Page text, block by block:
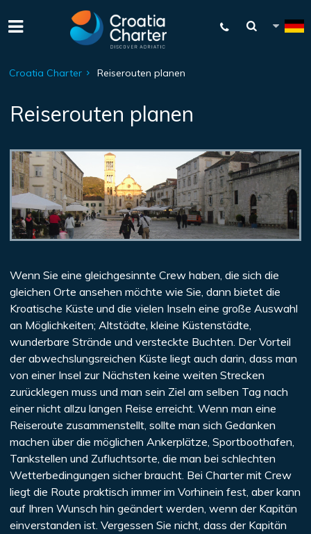
Croatia Charter Reiserouten planen
Reiserouten planen
Wenn Sie eine gleichgesinnte Crew haben, die sich die
gleichen Orte ansehen möchte wie Sie, dann bietet die
Kroatische Küste und die vielen Inseln eine große Auswahl
an Möglichkeiten; Altstädte, kleine Küstenstädte,
wunderbare Strände und versteckte Buchten. Der Vorteil
der abwechslungsreichen Küste liegt auch darin, dass man
von einer Insel zur Nächsten keine weiten Strecken
zurücklegen muss und man sein Ziel am selben Tag nach
einer nicht allzu langen Reise erreicht. Wenn man eine
Reiseroute zusammenstellt, sollte man sich Gedanken
machen über die möglichen Ankerplätze, Sportboothafen,
Tankstellen und Zufluchtsorte, die man bei schlechten
Wetterbedingungen sicher braucht. Bei Charter mit Crew
liegt die Route praktisch immer im Vorhinein fest, aber kann
auf Ihren Wunsch hin geändert werden, wenn der Kapitän
einverstanden ist. Vergessen Sie nicht, dass der Kapitän